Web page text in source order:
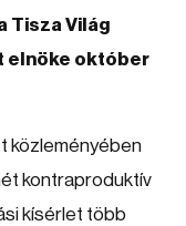
Tisza Világ
elnöke október
közleményében
kontraproduktív
kísérlet több